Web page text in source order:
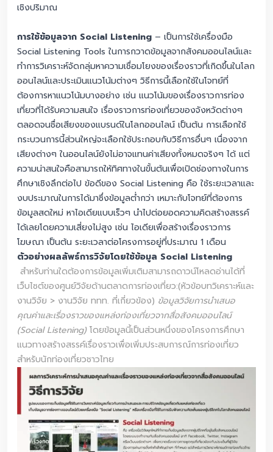
เชิงปริมาณ
การใช้ข้อมูลจาก Social Listening – เป็นการใช้เครื่องมือ
Social Listening Tools ในการกวาดข้อมูลจากสังคมออนไลน์และ
ทำการวิเคราะห์จัดกลุ่มหาความเชื่อมโยงของเรื่องราวที่เกิดขึ้นในโลก
ออนไลน์และประเมินแนวโน้มต่างๆ วิธีการนี้เลือกใช้ในโจทย์ที่
ต้องการหาแนวโน้มบางอย่าง เช่น แนวโน้มของเรื่องราวการท่อง
เที่ยวที่ได้รับความสนใจ เรื่องราวการท่องเที่ยวของจังหวัดต่างๆ
ตลอดจนชื่อเสียงของแบรนด์ในโลกออนไลน์ เป็นต้น การเลือกใช้
กระบวนการนี้ส่วนใหญ่จะเลือกใช้ประกอบกับวิธีการอื่นๆ เนื่องจาก
เสียงต่างๆ ในออนไลน์ยังไม่อาจแทนค่าเสียงทั้งหมดจริงๆ ได้ แต่
ความน่าสนใจคือสามารถให้ทิศทางในขั้นต้นเพื่อเปิดช่องทางในการ
ศึกษาเชิงลึกต่อไป ข้อดีของ Social Listening คือ ใช้ระยะเวลาและ
งบประมาณในการได้มาซึ่งข้อมูลต่ำกว่า เหมาะกับโจทย์ที่ต้องการ
ข้อมูลสดใหม่ หาไอเดียแบบเร็วๆ นำไปต่อยอดความคิดสร้างสรรค์
ได้เลยโดยความเสี่ยงไม่สูง เช่น ไอเดียเพื่อสร้างเรื่องราวการ
โฆษณา เป็นต้น ระยะเวลาต่อโครงการอยู่ที่ประมาณ 1 เดือน
ตัวอย่างผลลัพธ์การวิจัยโดยใช้ข้อมูล Social Listening
สำหรับท่านใดต้องการข้อมูลเพิ่มเติมสามารถดาวน์โหลดอ่านได้ที่
เว็บไซต์ของศูนย์วิจัยด้านตลาดการท่องเที่ยว:(หัวข้อบทวิเคราะห์และ
งานวิจัย > งานวิจัย ททท. ที่เกี่ยวข้อง) ข้อมูลวิจัยการนำเสนอ
คุณค่าและเรื่องราวของแหล่งท่องเที่ยวจากสื่อสังคมออนไลน์
(Social Listening)โดยข้อมูลนี้เป็นส่วนหนึ่งของโครงการศึกษา
แนวทางสร้างสรรค์เรื่องราวเพื่อเพิ่มประสบการณ์การท่องเที่ยว
สำหรับนักท่องเที่ยวชาวไทย